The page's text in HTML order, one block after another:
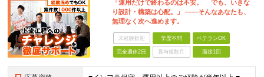
「運用だけで終わるのは不安。 でも、いきな
り設計・構築は心配。」 ——そんなあなたも、
無理なく次へ進めます。
未経験歓迎 学歴不問 ベテランOK
完全週休2日 賞与複数月 面接1回